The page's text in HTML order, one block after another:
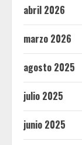
abril 2026
marzo 2026
agosto 2025
julio 2025
junio 2025